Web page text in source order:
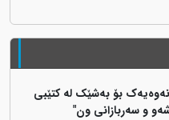
بۆ بەشێک لە کتێبی
و سەربازانی ون"